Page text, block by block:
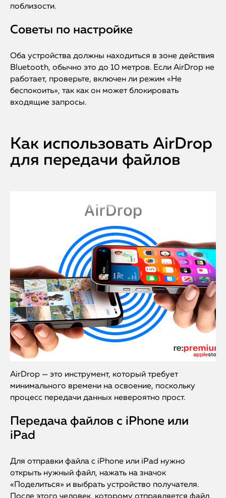
поблизости.
Советы по настройке
Оба устройства должны находиться в зоне действия
Bluetooth, обычно это до 10 метров. Если AirDrop не
работает, проверьте, включен ли режим «Не
беспокоить», так как он может блокировать
входящие запросы.
Как использовать AirDrop
для передачи файлов
AirDrop — это инструмент, который требует
минимального времени на освоение, поскольку
процесс передачи данных невероятно прост.
Передача файлов с iPhone или
iPad
Для отправки файла с iPhone или iPad нужно
открыть нужный файл, нажать на значок
«Поделиться» и выбрать устройство получателя.